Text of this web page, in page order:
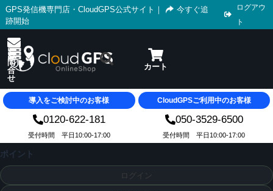
GPS発信機専門店・CloudGPS公式サイト ｜
今すぐ追
跡開始
ログアウ
ト
導入をご検討中のお客様 CloudGPSご利用中のお客様
0120-622-181 050-3529-6500
受付時間 平日10:00-17:00 受付時間 平日10:00-17:00
ポイント
ログイン